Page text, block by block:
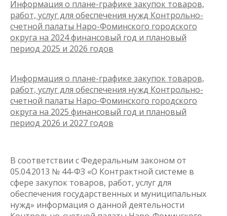
Информация о плане-графике закупок товаров,
работ, услуг для обеспечения нужд Контрольно-
счетной палаты Наро-Фоминского городского
округа на 2024 финансовый год и плановый
период 2025 и 2026 годов
Информация о плане-графике закупок товаров,
работ, услуг для обеспечения нужд Контрольно-
счетной палаты Наро-Фоминского городского
округа на 2025 финансовый год и плановый
период 2026 и 2027 годов
В соответствии с Федеральным законом от
05.04.2013 № 44-ФЗ «О Контрактной системе в
сфере закупок товаров, работ, услуг для
обеспечения государственных и муниципальных
нужд» информация о данной деятельности